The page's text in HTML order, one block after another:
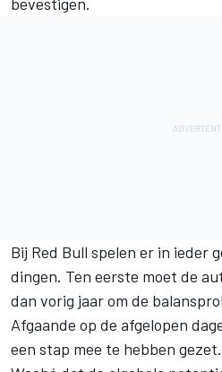
Bij Red Bull spelen er in ieder
dingen. Ten eerste moet de
dan vorig jaar om de
Afgaande op de afgelopen
een stap mee te hebben